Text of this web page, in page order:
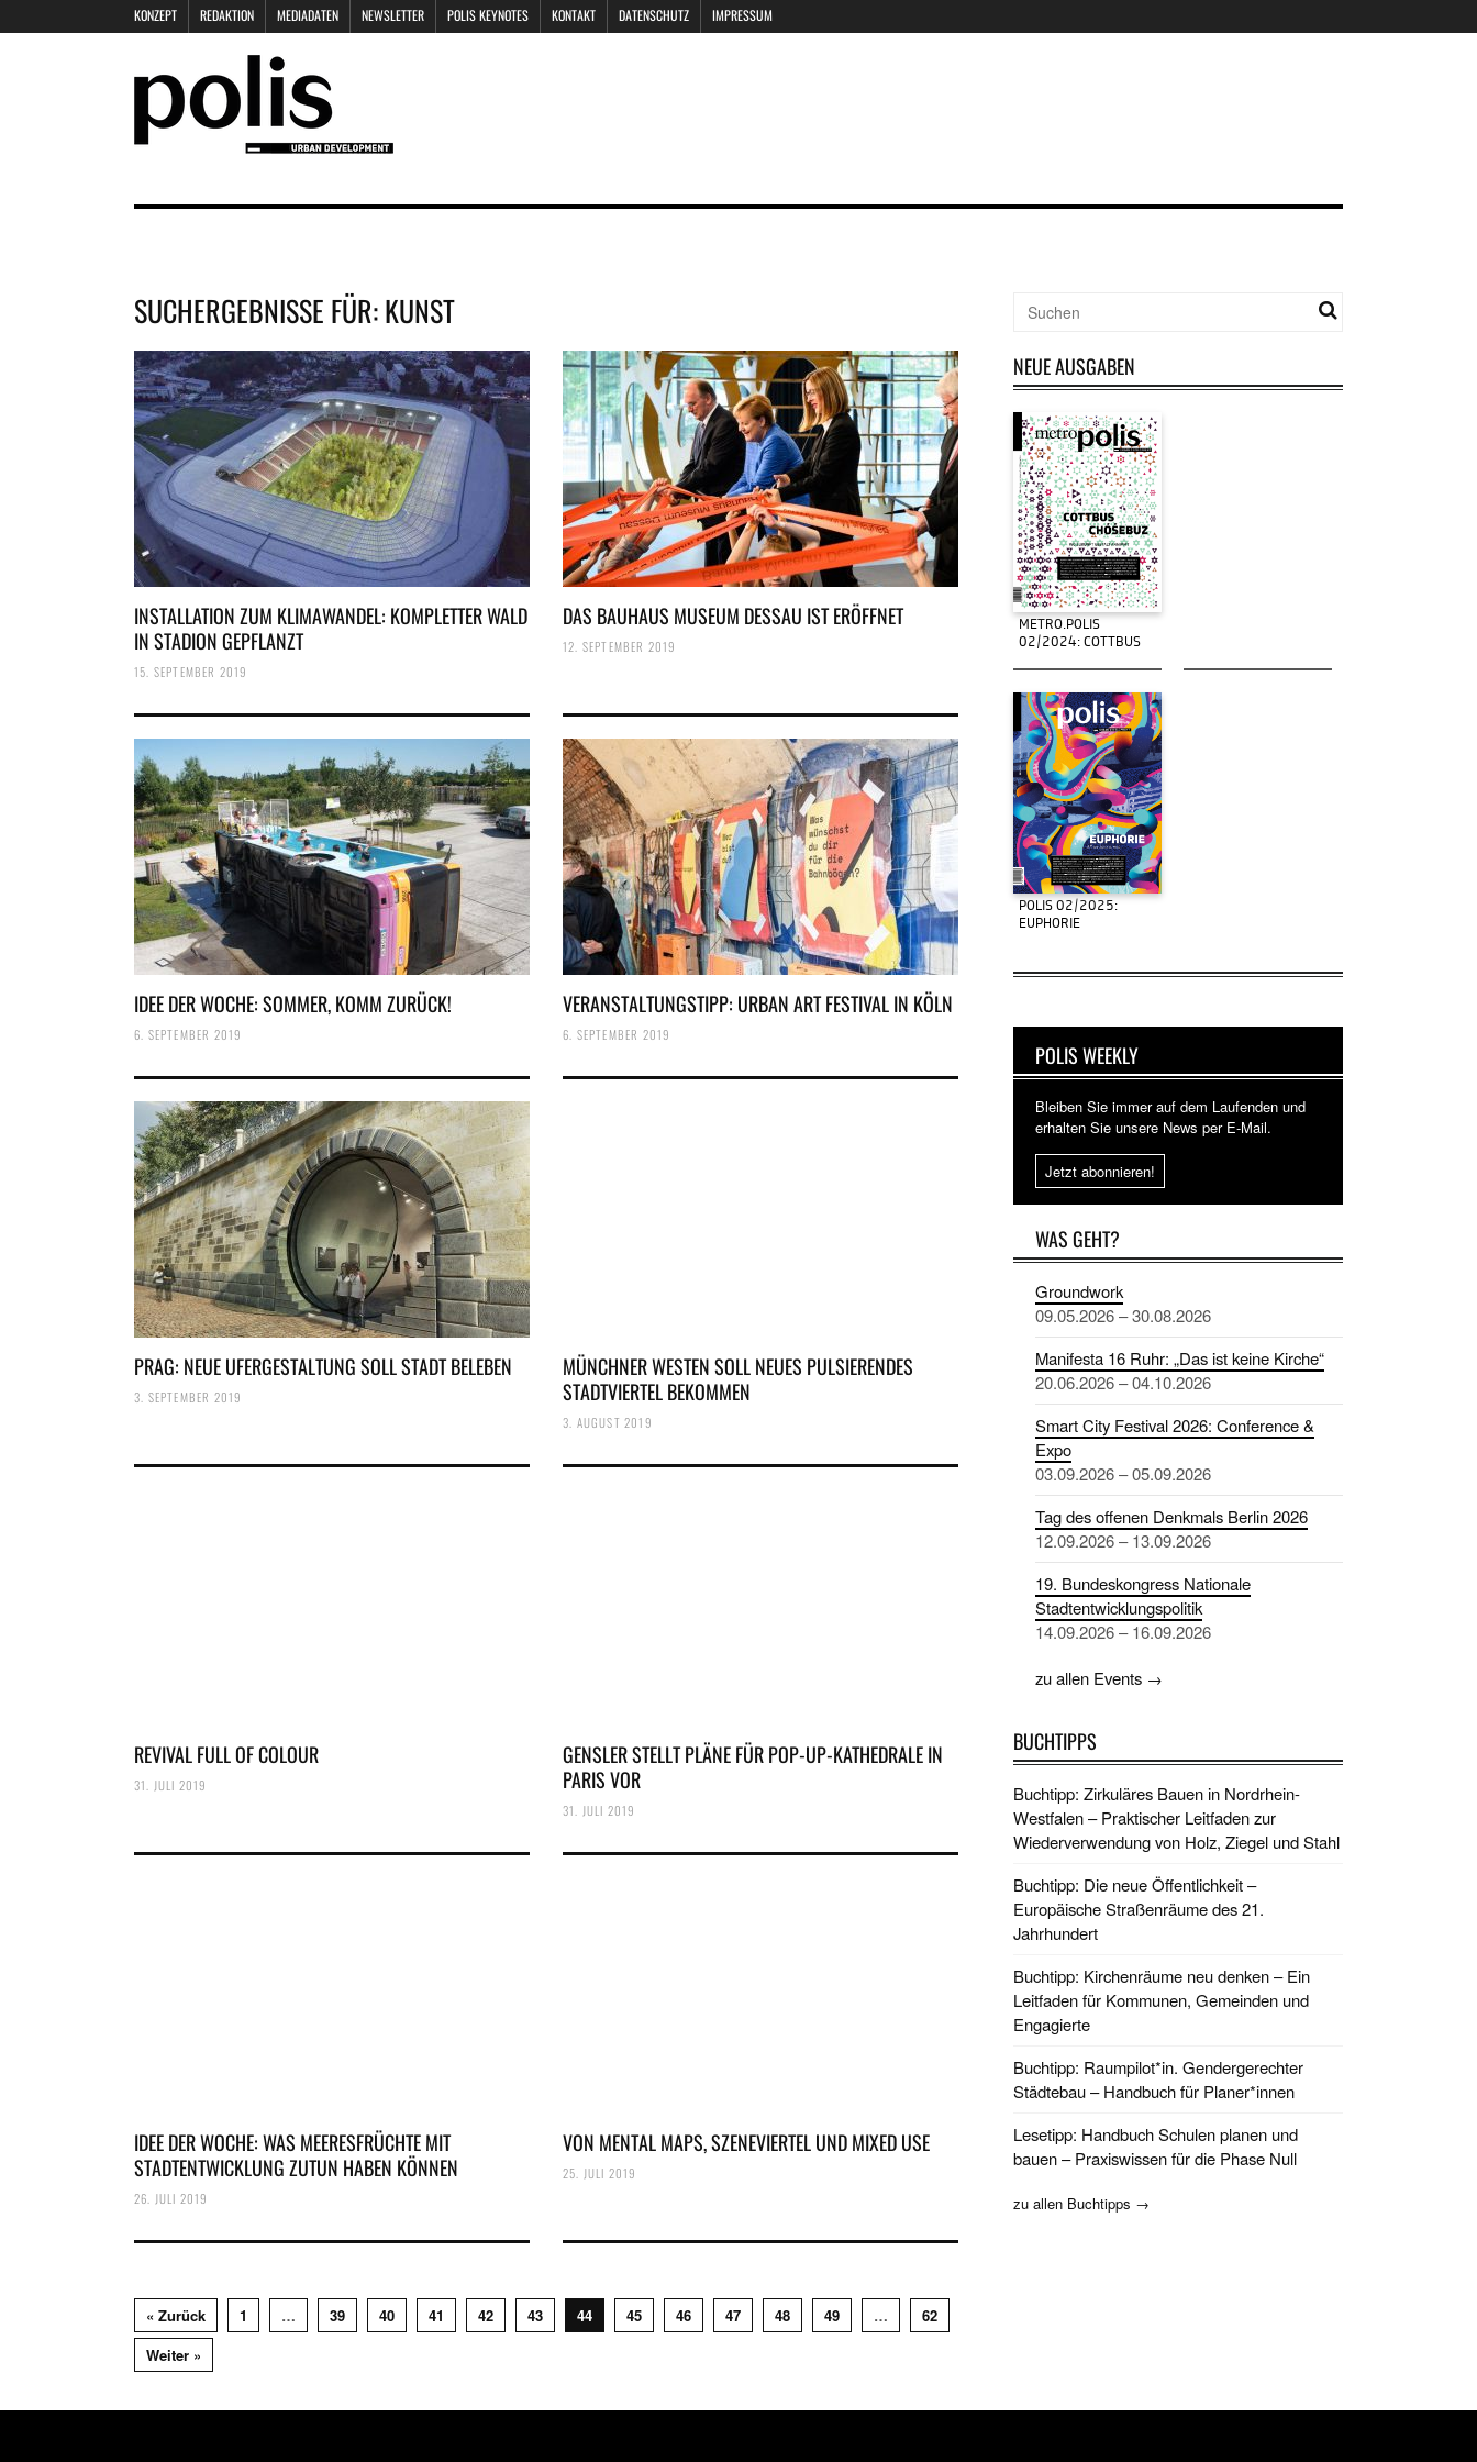
KONZEPT REDAKTION MEDIADATEN NEWSLETTER POLIS KEYNOTES KONTAKT DATENSCHUTZ IMPRESSUM
SUCHERGEBNISSE FÜR:KUNST
INSTALLATION ZUM KLIMAWANDEL: KOMPLETTER WALD
IN STADION GEPFLANZT
15. SEPTEMBER 2019
DAS BAUHAUS MUSEUM DESSAU IST ERÖFFNET
12. SEPTEMBER 2019
IDEE DER WOCHE: SOMMER, KOMM ZURÜCK!
6. SEPTEMBER 2019
VERANSTALTUNGSTIPP: URBAN ART FESTIVAL IN KÖLN
6. SEPTEMBER 2019
PRAG: NEUE UFERGESTALTUNG SOLL STADT BELEBEN
3. SEPTEMBER 2019
MÜNCHNER WESTEN SOLL NEUES PULSIERENDES
STADTVIERTEL BEKOMMEN
3. AUGUST 2019
REVIVAL FULL OF COLOUR
31. JULI 2019
GENSLER STELLT PLÄNE FÜR POP-UP-KATHEDRALE IN
PARIS VOR
31. JULI 2019
IDEE DER WOCHE: WAS MEERESFRÜCHTE MIT
STADTENTWICKLUNG ZUTUN HABEN KÖNNEN
26. JULI 2019
VON MENTAL MAPS, SZENEVIERTEL UND MIXED USE
25. JULI 2019
« Zurück 1 … 39 40 41 42 43 44 45 46 47 48 49 …
62
Weiter »
NEUE AUSGABEN
METRO.POLIS
02/2024: COTTBUS
POLIS 02/2025:
EUPHORIE
POLIS WEEKLY
Bleiben Sie immer auf dem Laufenden und
erhalten Sie unsere News per E-Mail.
Jetzt abonnieren!
WAS GEHT?
Groundwork
09.05.2026 – 30.08.2026
Manifesta 16 Ruhr: „Das ist keine Kirche“
20.06.2026 – 04.10.2026
Smart City Festival 2026: Conference &
Expo
03.09.2026 – 05.09.2026
Tag des offenen Denkmals Berlin 2026
12.09.2026 – 13.09.2026
19. Bundeskongress Nationale
Stadtentwicklungspolitik
14.09.2026 – 16.09.2026
zu allen Events →
BUCHTIPPS
Buchtipp: Zirkuläres Bauen in Nordrhein-
Westfalen – Praktischer Leitfaden zur
Wiederverwendung von Holz, Ziegel und Stahl
Buchtipp: Die neue Öffentlichkeit –
Europäische Straßenräume des 21.
Jahrhundert
Buchtipp: Kirchenräume neu denken – Ein
Leitfaden für Kommunen, Gemeinden und
Engagierte
Buchtipp: Raumpilot*in. Gendergerechter
Städtebau – Handbuch für Planer*innen
Lesetipp: Handbuch Schulen planen und
bauen – Praxiswissen für die Phase Null
zu allen Buchtipps →